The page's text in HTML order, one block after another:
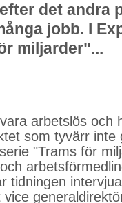
det andra
jobb. I
miljarder"...
arbetslös och
som tyvärr inte
"Trams för
tidningen